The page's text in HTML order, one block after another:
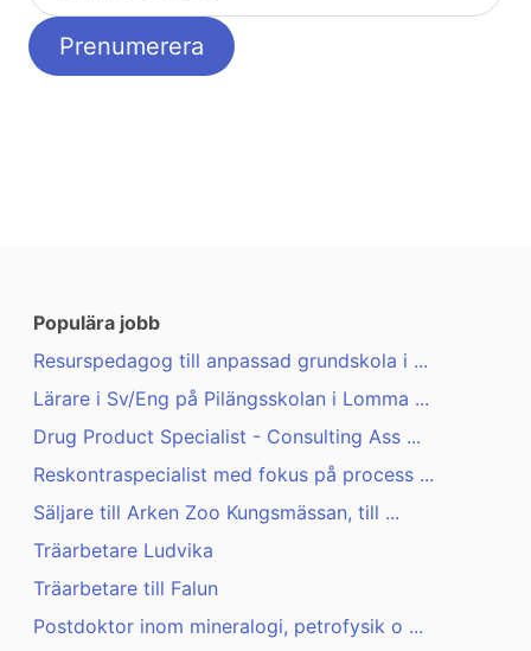
Populära jobb
Resurspedagog till anpassad grundskola i ...
Lärare i Sv/Eng på Pilängsskolan i Lomma ...
Drug Product Specialist - Consulting Ass ...
Reskontraspecialist med fokus på process ...
Säljare till Arken Zoo Kungsmässan, till ...
Träarbetare Ludvika
Träarbetare till Falun
Postdoktor inom mineralogi, petrofysik o ...